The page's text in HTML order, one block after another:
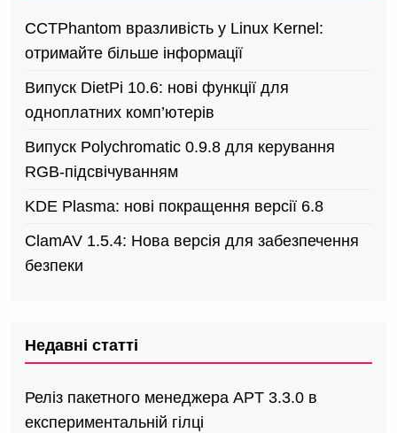
СCTPhantom вразливість у Linux Kernel:
отримайте більше інформації
Випуск DietPi 10.6: нові функції для
одноплатних комп’ютерів
Випуск Polychromatic 0.9.8 для керування
RGB-підсвічуванням
KDE Plasma: нові покращення версії 6.8
ClamAV 1.5.4: Нова версія для забезпечення
безпеки
Недавні статті
Реліз пакетного менеджера APT 3.3.0 в
експериментальній гілці